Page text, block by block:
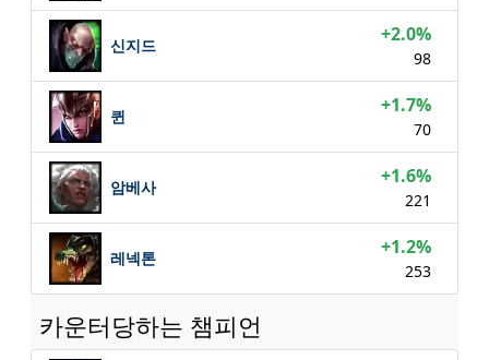
신지드 +2.0%
98
퀸 +1.7%
70
암베사 +1.6%
221
레넥톤 +1.2%
253
카운터당하는 챔피언